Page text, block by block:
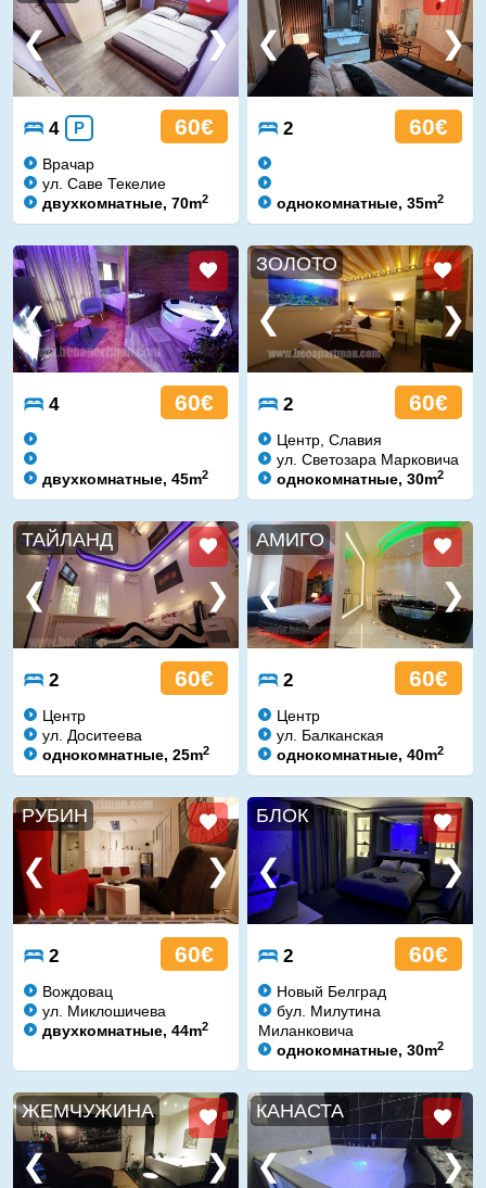
4 P 60€
Врачар
ул. Саве Текелие
двухкомнатные, 70m2
2 60€
однокомнатные, 35m2
4 60€
двухкомнатные, 45m2
ЗОЛОТО
2 60€
Центр, Славия
ул. Светозара Марковича
однокомнатные, 30m2
ТАЙЛАНД
2 60€
Центр
ул. Доситеева
однокомнатные, 25m2
АМИГО
2 60€
Центр
ул. Балканская
однокомнатные, 40m2
РУБИН
2 60€
Вождовац
ул. Миклошичева
двухкомнатные, 44m2
БЛОК
2 60€
Новый Белград
бул. Милутина
Миланковича
однокомнатные, 30m2
ЖЕМЧУЖИНА КАНАСТА